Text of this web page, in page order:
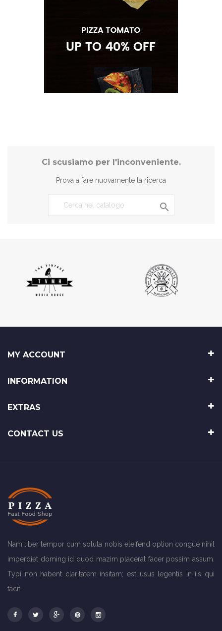
Ci scusiamo per l'inconveniente.
Prova a fare nuovamente la ricerca

MY ACCOUNT
INFORMATION
EXTRAS
CONTACT US
Nam liber tempor cum soluta nobis eleifend option congue nihil
imperdiet doming id quod mazim placerat facer possim assum.
Typi non habent claritatem insitam; est usus legentis in iis qui
facit.